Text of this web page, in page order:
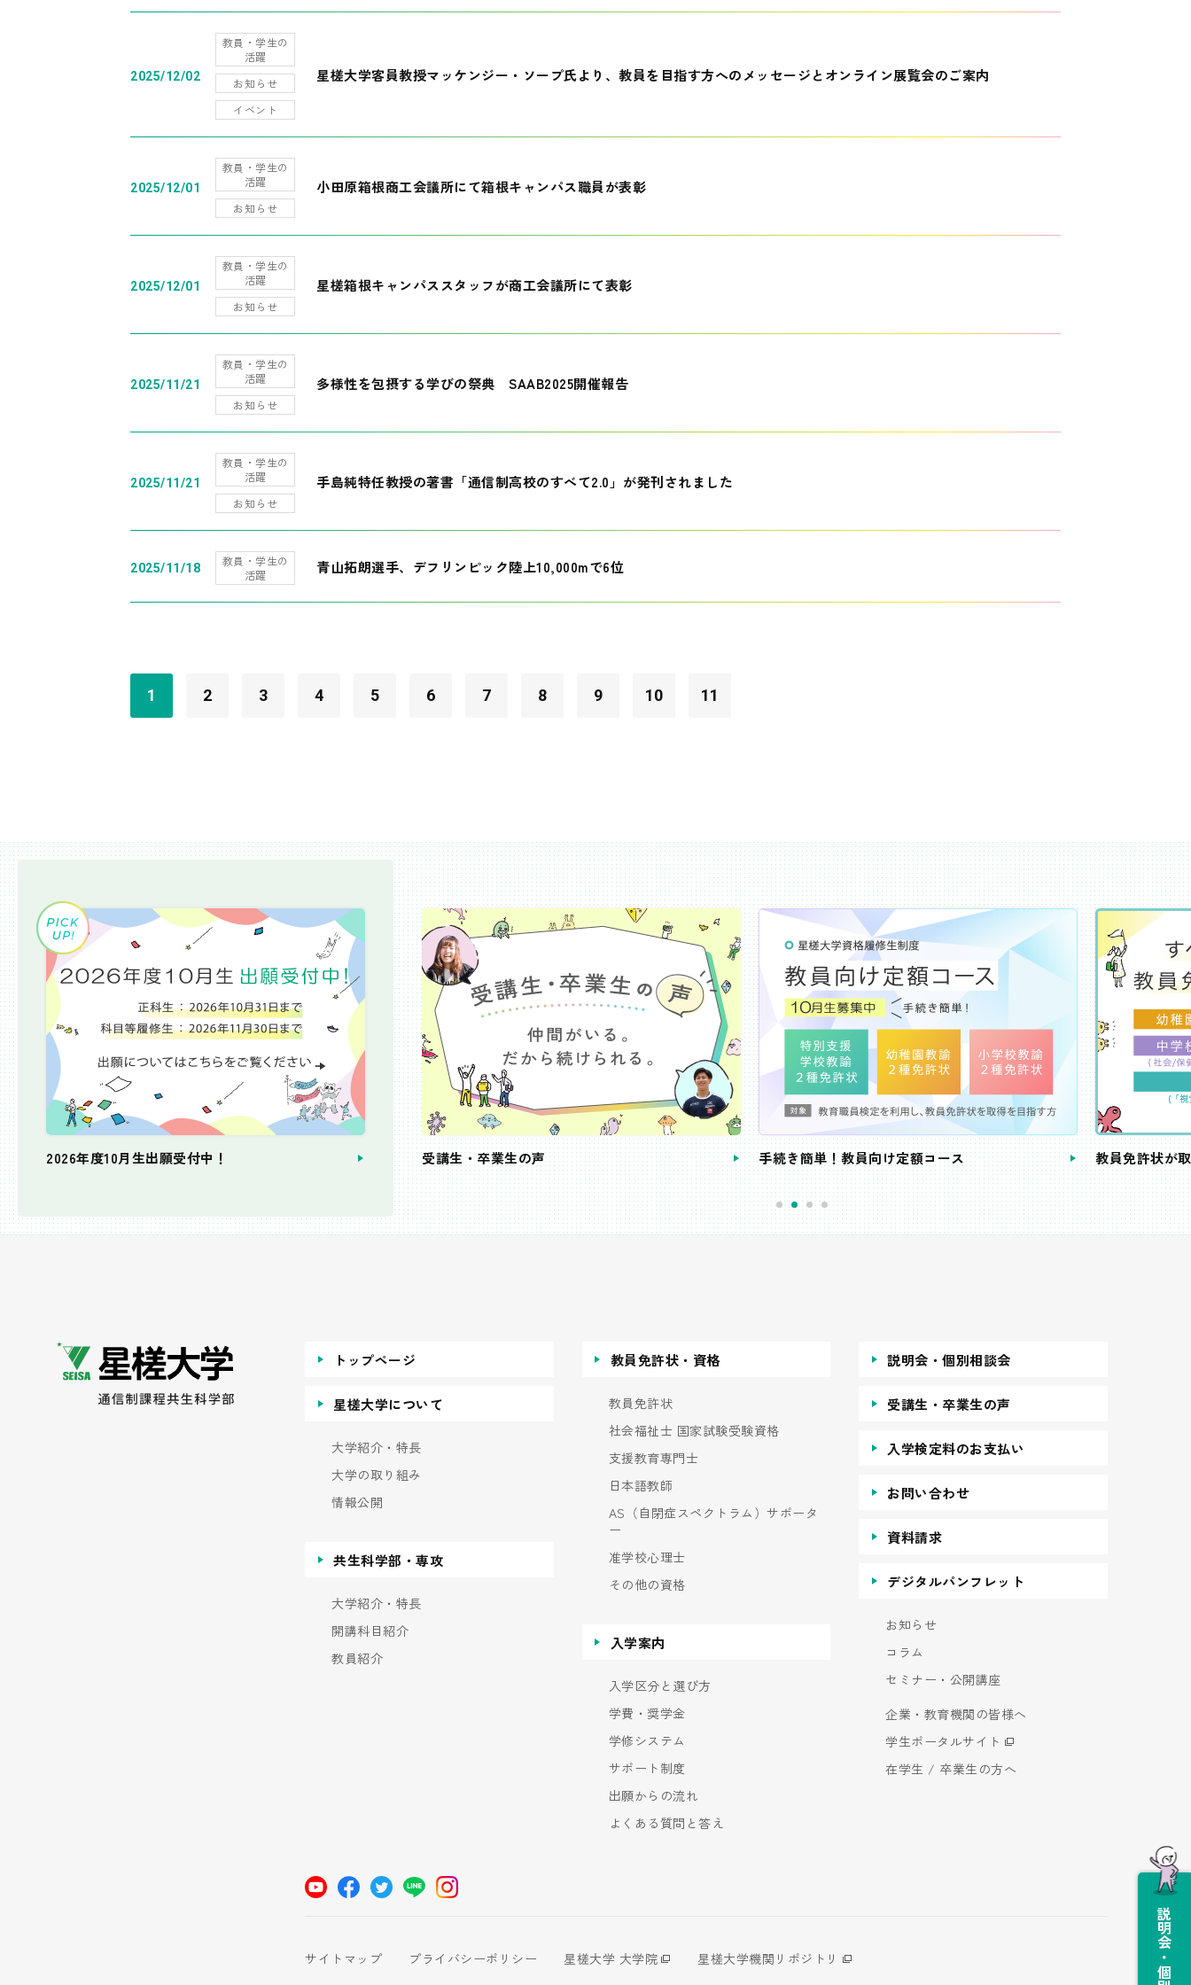
2025/12/02
教員・学生の
活躍
お知らせ
イベント
星槎大学客員教授マッケンジー・ソープ氏より、教員を目指す方へのメッセージとオンライン展覧会のご案内
2025/12/01
教員・学生の
活躍
お知らせ
小田原箱根商工会議所にて箱根キャンパス職員が表彰
2025/12/01
教員・学生の
活躍
お知らせ
星槎箱根キャンパススタッフが商工会議所にて表彰
2025/11/21
教員・学生の
活躍
お知らせ
多様性を包摂する学びの祭典 SAAB2025開催報告
2025/11/21
教員・学生の
活躍
お知らせ
手島純特任教授の著書「通信制高校のすべて2.0」が発刊されました
2025/11/18
教員・学生の
活躍
青山拓朗選手、デフリンピック陸上10,000mで6位
1 2 3 4 5 6 7 8 9 10 11
2026年度10月生出願受付中！
個別相談会 受講生・卒業生の声 手続き簡単！教員向け定額コース 教員免許状が
トップページ
星槎大学について
大学紹介・特長
大学の取り組み
情報公開
共生科学部・専攻
大学紹介・特長
開講科目紹介
教員紹介
教員免許状・資格
教員免許状
社会福祉士 国家試験受験資格
支援教育専門士
日本語教師
AS（自閉症スペクトラム）サポータ
ー
准学校心理士
その他の資格
入学案内
入学区分と選び方
学費・奨学金
学修システム
サポート制度
出願からの流れ
よくある質問と答え
説明会・個別相談会
受講生・卒業生の声
入学検定料のお支払い
お問い合わせ
資料請求
デジタルパンフレット
お知らせ
コラム
セミナー・公開講座
企業・教育機関の皆様へ
学生ポータルサイト
在学生 / 卒業生の方へ
サイトマップ プライバシーポリシー 星槎大学 大学院
星槎大学機関リポジトリ